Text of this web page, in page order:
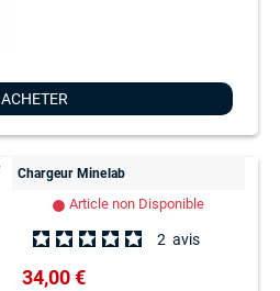
ACHETER
Chargeur Minelab
lens Article non Disponible
2 avis
34,00 €